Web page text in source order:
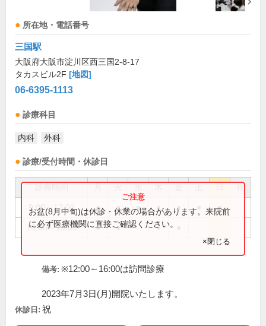
所在地・電話番号
三国駅
大阪府大阪市淀川区西三国2-8-17
タカスビル2F [地図]
06-6395-1113
診療科目
内科 外科
診療/受付時間・休診日
祝
9:00～12:00 ● ● ● ● ● ●
16:00～19:00 ● ● ●
お盆(8月中旬)は休診・休業の場合があります。来院前
に必ず医療機関に直接ご確認ください。
×閉じる
備考: ※12:00～16:00は訪問診療
2023年7月3日(月)開院いたします。
休診日: 祝